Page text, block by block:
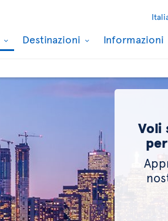
Destinazioni Informazioni
Voli